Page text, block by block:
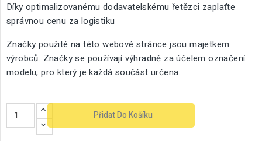
Díky optimalizovanému dodavatelskému řetězci zaplaťte
správnou cenu za logistiku
Značky použité na této webové stránce jsou majetkem
výrobců. Značky se používají výhradně za účelem označení
modelu, pro který je každá součást určena.
Přidat Do Košíku